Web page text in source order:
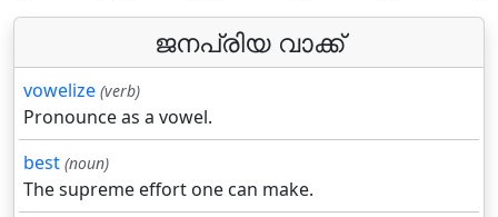
ജനപ്രിയ വാക്ക്
vowelize (verb)
Pronounce as a vowel.
best (noun)
The supreme effort one can make.